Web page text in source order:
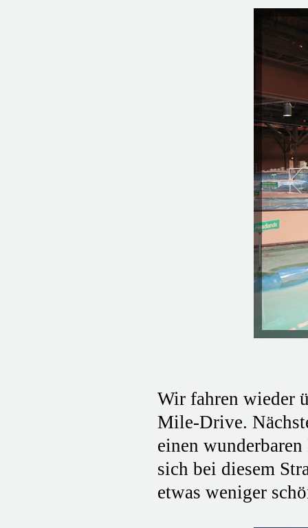
Wir fahren wieder
Mile-Drive.
einen
sich bei diesem
etwas weniger